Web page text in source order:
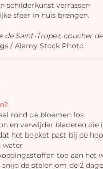
schilderkunst verrassen
sfeer in huis brengen.
de Saint-Tropez, coucher
/ Alamy Stock Photo
rond de bloemen los
en verwijder bladeren
het boeket past bij de
water
toe aan het
de stelen om de 2